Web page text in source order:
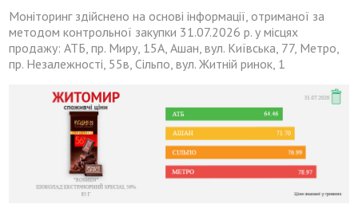
Моніторинг здійснено на основі інформації, отриманої за
методом контрольної закупки 31.07.2026 р. у місцях
продажу: АТБ, пр. Миру, 15А, Ашан, вул. Київська, 77, Метро,
пр. Незалежності, 55в, Сільпо, вул. Житній ринок, 1